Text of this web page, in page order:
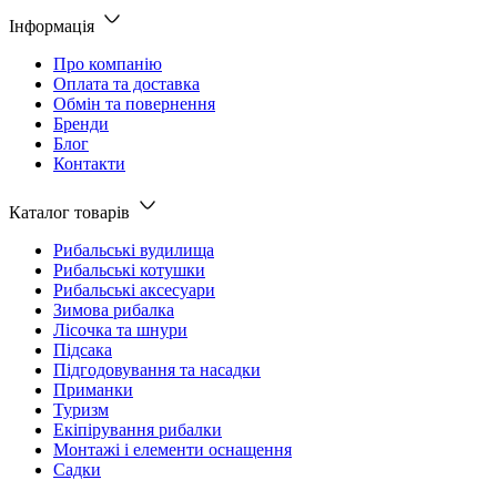
Інформація
Про компанію
Оплата та доставка
Обмін та повернення
Бренди
Блог
Контакти
Каталог товарів
Рибальські вудилища
Рибальські котушки
Рибальські аксесуари
Зимова рибалка
Лісочка та шнури
Підсака
Підгодовування та насадки
Приманки
Туризм
Екіпірування рибалки
Монтажі і елементи оснащення
Садки